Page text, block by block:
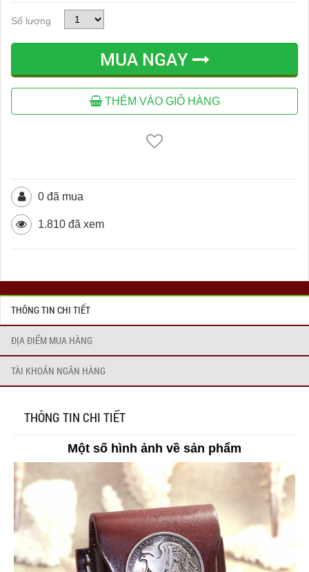
Số lượng
MUA NGAY
THÊM VÀO GIỎ HÀNG
0 đã mua
1.810 đã xem
THÔNG TIN CHI TIẾT
ĐỊA ĐIỂM MUA HÀNG
TÀI KHOẢN NGÂN HÀNG
THÔNG TIN CHI TIẾT
Một số hình ảnh về sản phẩm